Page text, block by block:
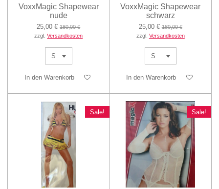
VoxxMagic Shapewear
nude
25,00 € 180,00 €
zzgl.Versandkosten
In den Warenkorb
VoxxMagic Shapewear
schwarz
25,00 € 180,00 €
zzgl. Versandkosten
In den Warenkorb
Sale! Sale!